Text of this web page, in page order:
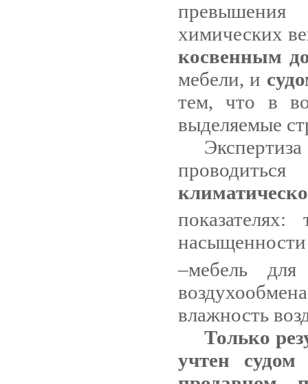
превышения
химических
косвенным
мебели, и
тем, что в
выделяемые
–мебель
влажность
Только
учтен